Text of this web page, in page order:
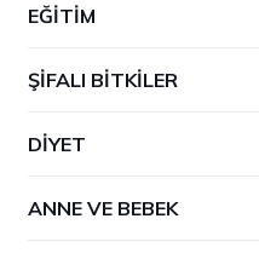
EĞITIM
ŞIFALI BITKILER
DIYET
ANNE VE BEBEK